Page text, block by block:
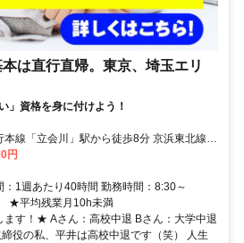
は直行直帰。東京、埼玉エリ
」資格を身に付けよう！
線「立会川」駅から徒歩8分 京浜東北線
円
1週あたり40時間 勤務時間：8:30～
★平均残業月10h未満
す！★ Aさん：高校中退 Bさん：大学中退
役の私、平井は高校中退です（笑） 人生